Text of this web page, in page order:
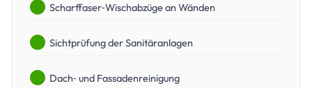
Scharf­faser‑Wischabzüge an Wänden
Sichtprüf­ung der Sanitäranlagen
Dach‑ und Fassaden­reinigung